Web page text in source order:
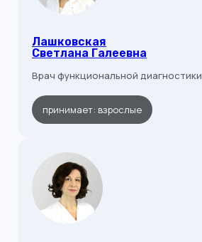
Лашковская
Светлана Галеевна
Врач функциональной диагностики
принимает: взрослые